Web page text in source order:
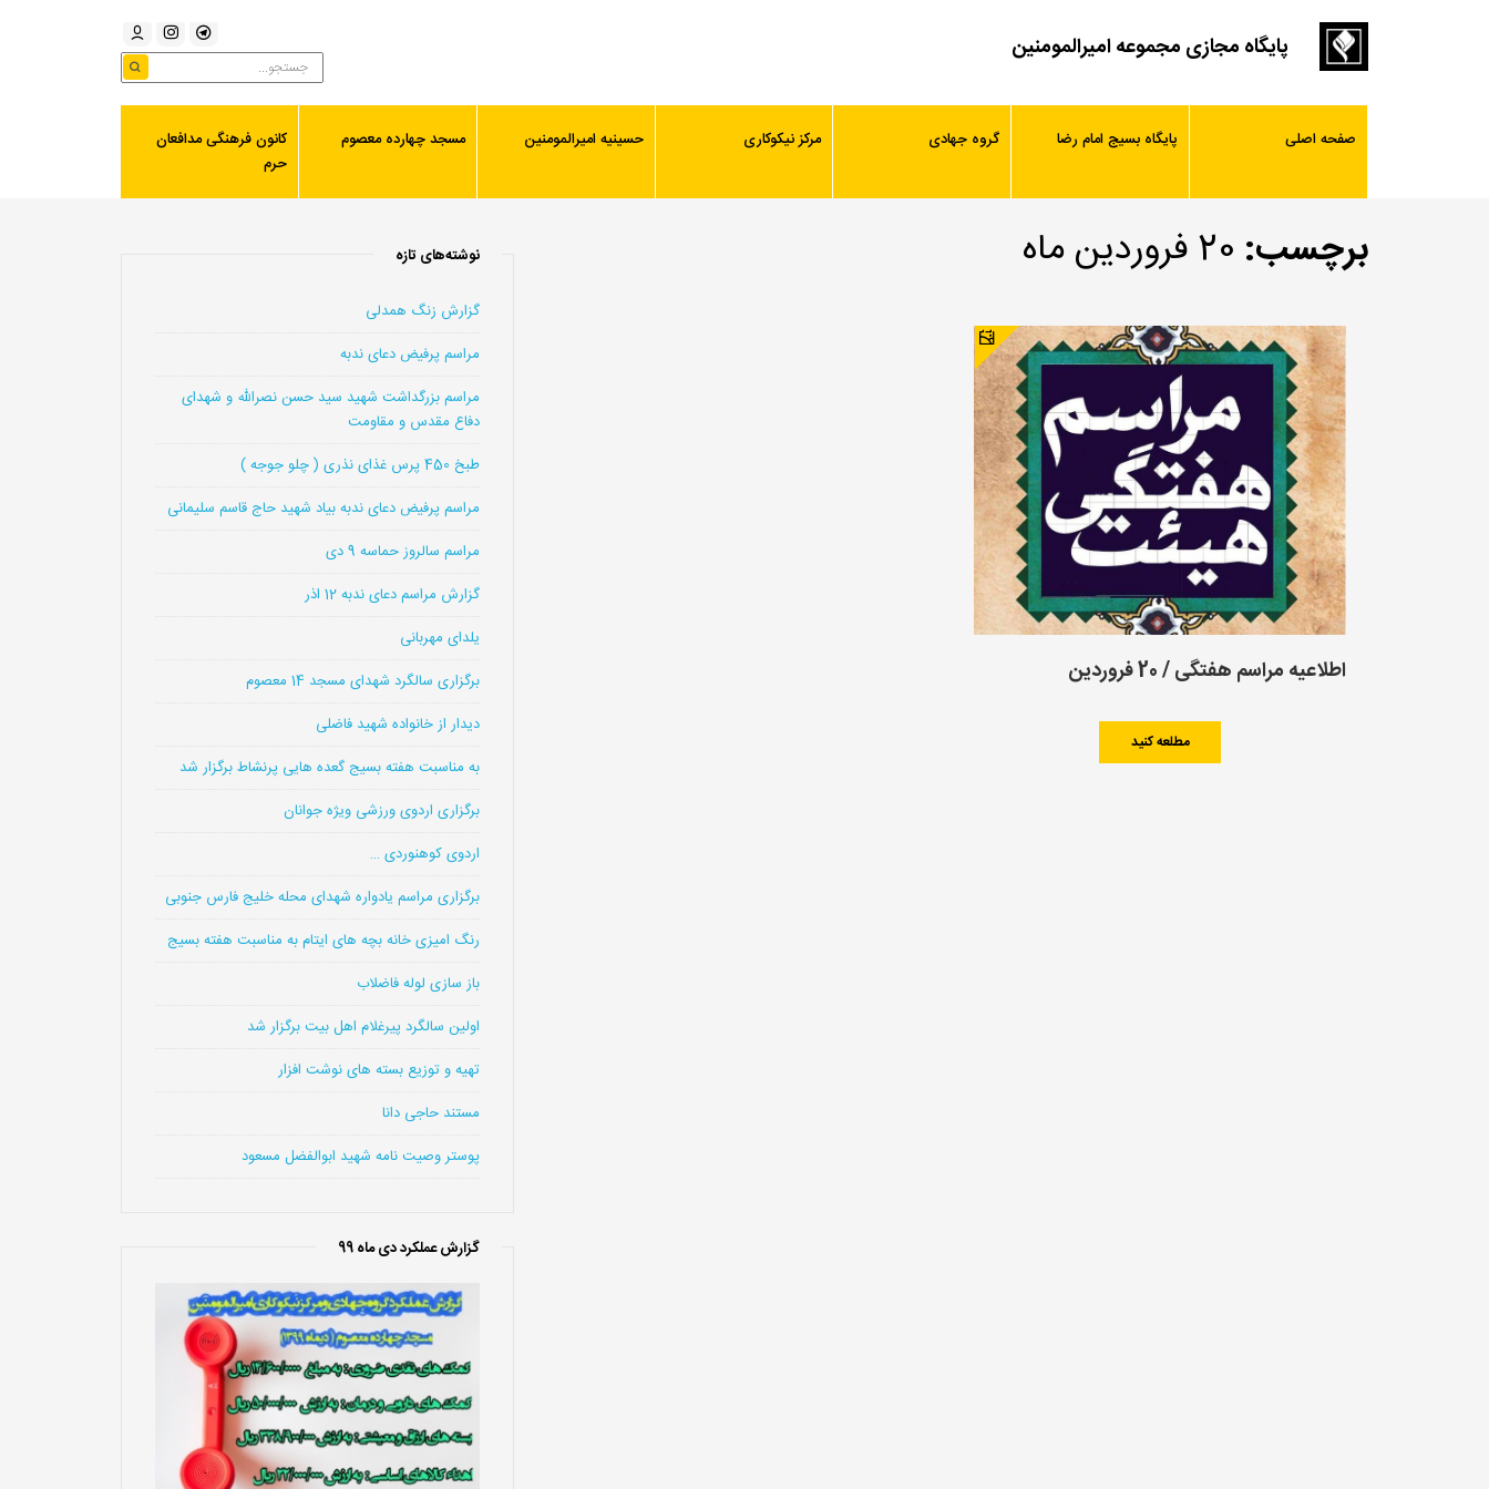
پایگاه مجازی مجموعه امیرالمومنین
صفحه اصلی پایگاه بسیج امام رضا گروه جهادی مرکز نیکوکاری حسینیه امیرالمومنین مسجد چهارده معصوم
کانون فرهنگی مدافعان
حرم
برچسب: 20 فروردین ماه
اطلاعیه مراسم هفتگی / 20 فروردین
مطلعه کنید
نوشته‌های تازه
گزارش زنگ همدلی
مراسم پرفیض دعای ندبه
مراسم بزرگداشت شهید سید حسن نصرالله و شهدای
دفاع مقدس و مقاومت
طبخ 450 پرس غذای نذری ( چلو جوجه )
مراسم پرفیض دعای ندبه بیاد شهید حاج قاسم سلیمانی
مراسم سالروز حماسه 9 دی
گزارش مراسم دعای ندبه 12 اذر
یلدای مهربانی
برگزاری سالگرد شهدای مسجد 14 معصوم
دیدار از خانواده شهید فاضلی
به مناسبت هفته بسیج گعده هایی پرنشاط برگزار شد
برگزاری اردوی ورزشی ویژه جوانان
اردوی کوهنوردی …
برگزاری مراسم یادواره شهدای محله خلیج فارس جنوبی
رنگ امیزی خانه بچه های ایتام به مناسبت هفته بسیج
باز سازی لوله فاضلاب
اولین سالگرد پیرغلام اهل بیت برگزار شد
تهیه و توزیع بسته های نوشت افزار
مستند حاجی دانا
پوستر وصیت نامه شهید ابوالفضل مسعود
گزارش عملکرد دی ماه 99